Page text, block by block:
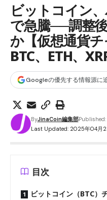
ビットコイン
で急騰──調整
か【仮想通貨チ
BTC、ETH、
Googleの優先する情報源に
Last Updated: 2025年04月
ByJinaCoin編集部
目次
ビットコイン（BTC）